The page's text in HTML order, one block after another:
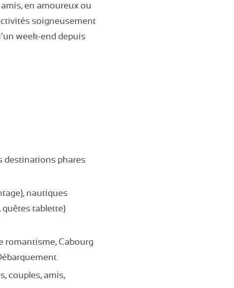
en amoureux ou
soigneusement
week-end depuis
destinations phares
nautiques
quêtes tablette)
romantisme, Cabourg
couples, amis,